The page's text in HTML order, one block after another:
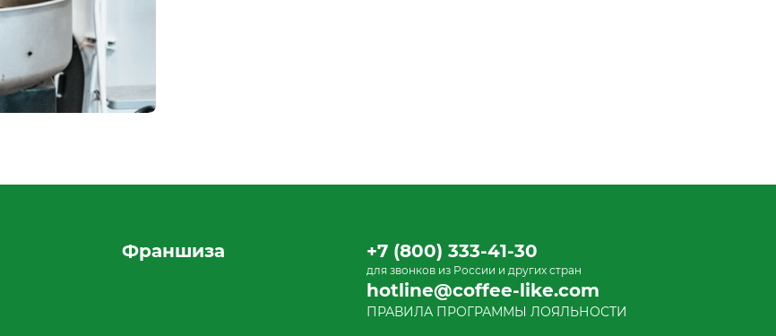
Франшиза +7 (800) 333-41-30
для звонков из России и других стран
hotline@coffee-like.com
ПРАВИЛА ПРОГРАММЫ ЛОЯЛЬНОСТИ